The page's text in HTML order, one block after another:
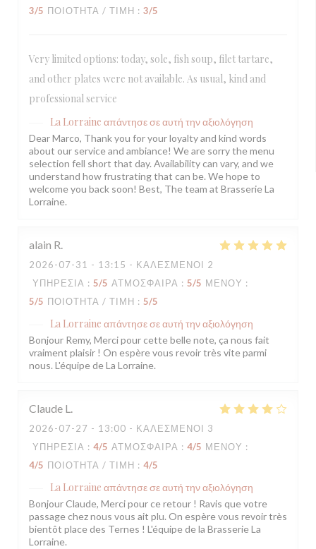
3/5 ΠΟΙΌΤΗΤΑ / ΤΙΜΉ : 3/5
Very limited options: today, sole, fish soup, filet tartare,
and other plates were not available. As usual, kind and
professional service
La Lorraine απάντησε σε αυτή την αξιολόγηση
Dear Marco, Thank you for your loyalty and kind words
about our service and ambiance! We are sorry the menu
selection fell short that day. Availability can vary, and we
understand how frustrating that can be. We hope to
welcome you back soon! Best, The team at Brasserie La
Lorraine.
alain R
2026-07-31 - 13:15 - ΚΑΛΕΣΜΈΝΟΙ 2
ΥΠΗΡΕΣΊΑ : 5/5 ΑΤΜΌΣΦΑΙΡΑ : 5/5 ΜΕΝΟΎ :
5/5 ΠΟΙΌΤΗΤΑ / ΤΙΜΉ : 5/5
La Lorraine απάντησε σε αυτή την αξιολόγηση
Bonjour Remy, Merci pour cette belle note, ça nous fait
vraiment plaisir ! On espère vous revoir très vite parmi
nous. L'équipe de La Lorraine.
Claude L
2026-07-27 - 13:00 - ΚΑΛΕΣΜΈΝΟΙ 3
ΥΠΗΡΕΣΊΑ : 4/5 ΑΤΜΌΣΦΑΙΡΑ : 4/5 ΜΕΝΟΎ :
4/5 ΠΟΙΌΤΗΤΑ / ΤΙΜΉ : 4/5
La Lorraine απάντησε σε αυτή την αξιολόγηση
Bonjour Claude, Merci pour ce retour ! Ravis que votre
passage chez nous vous ait plu. On espère vous revoir très
bientôt place des Ternes ! L'équipe de la Brasserie La
Lorraine.